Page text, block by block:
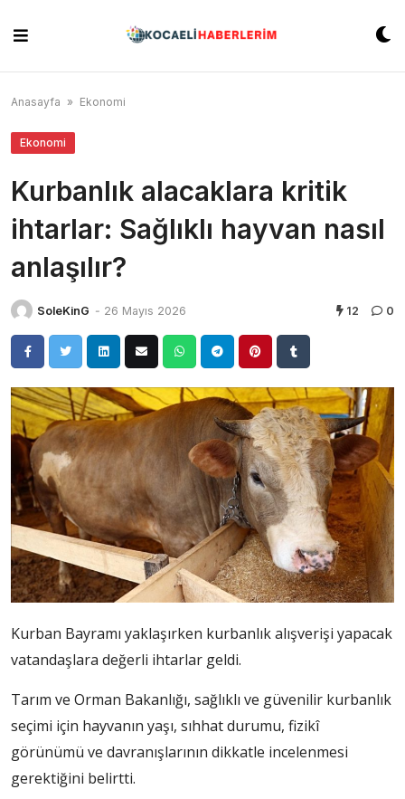
content
Anasayfa » Ekonomi
Ekonomi
Kurbanlık alacaklara kritik
ihtarlar: Sağlıklı hayvan nasıl
anlaşılır?
SoleKinG - 26 Mayıs 2026 12 0
Kurban Bayramı yaklaşırken kurbanlık alışverişi yapacak
vatandaşlara değerli ihtarlar geldi.
Tarım ve Orman Bakanlığı, sağlıklı ve güvenilir kurbanlık
seçimi için hayvanın yaşı, sıhhat durumu, fizikî
görünümü ve davranışlarının dikkatle incelenmesi
gerektiğini belirtti.